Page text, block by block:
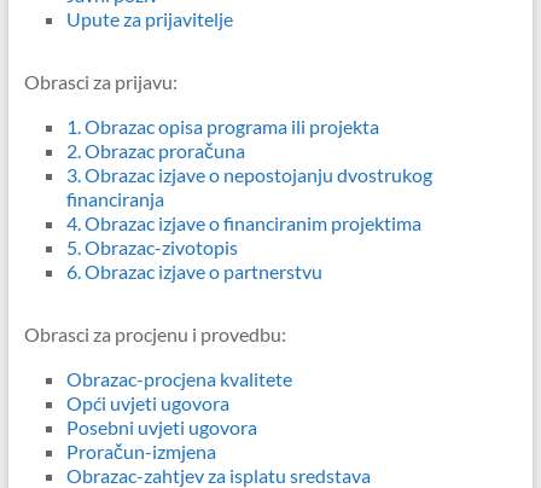
Upute za prijavitelje
Obrasci za prijavu:
1. Obrazac opisa programa ili projekta
2. Obrazac proračuna
3. Obrazac izjave o nepostojanju dvostrukog
financiranja
4. Obrazac izjave o financiranim projektima
5. Obrazac-zivotopis
6. Obrazac izjave o partnerstvu
Obrasci za procjenu i provedbu:
Obrazac-procjena kvalitete
Opći uvjeti ugovora
Posebni uvjeti ugovora
Proračun-izmjena
Obrazac-zahtjev za isplatu sredstava